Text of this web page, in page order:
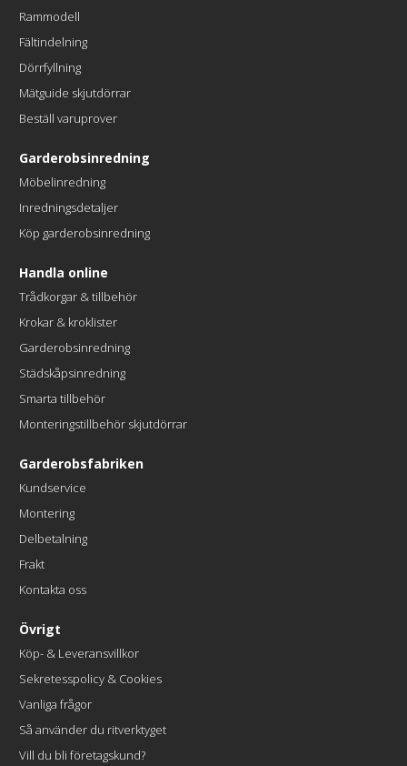
Rammodell
Fältindelning
Dörrfyllning
Mätguide skjutdörrar
Beställ varuprover
Garderobsinredning
Möbelinredning
Inredningsdetaljer
Köp garderobsinredning
Handla online
Trådkorgar & tillbehör
Krokar & kroklister
Garderobsinredning
Städskåpsinredning
Smarta tillbehör
Monteringstillbehör skjutdörrar
Garderobsfabriken
Kundservice
Montering
Delbetalning
Frakt
Kontakta oss
Övrigt
Köp- & Leveransvillkor
Sekretesspolicy & Cookies
Vanliga frågor
Så använder du ritverktyget
Vill du bli företagskund?